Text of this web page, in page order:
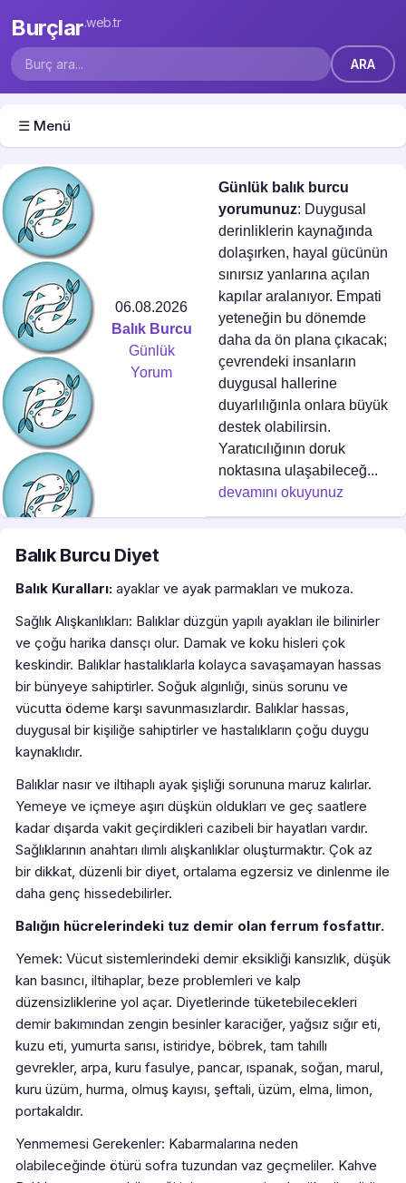
Burçlar.web.tr
☰ Menü
06.08.2026
Balık Burcu
Günlük
Yorum
Günlük balık burcu
yorumunuz: Duygusal
derinliklerin kaynağında
dolaşırken, hayal gücünün
sınırsız yanlarına açılan
kapılar aralanıyor. Empati
yeteneğin bu dönemde
daha da ön plana çıkacak;
çevrendeki insanların
duygusal hallerine
duyarlılığınla onlara büyük
destek olabilirsin.
Yaratıcılığının doruk
noktasına ulaşabileceğ...
devamını okuyunuz
Balık Burcu Diyet
Balık Kuralları: ayaklar ve ayak parmakları ve mukoza.
Sağlık Alışkanlıkları: Balıklar düzgün yapılı ayakları ile bilinirler
ve çoğu harika dansçı olur. Damak ve koku hisleri çok
keskindir. Balıklar hastalıklarla kolayca savaşamayan hassas
bir bünyeye sahiptirler. Soğuk algınlığı, sinüs sorunu ve
vücutta ödeme karşı savunmasızlardır. Balıklar hassas,
duygusal bir kişiliğe sahiptirler ve hastalıkların çoğu duygu
kaynaklıdır.
Balıklar nasır ve iltihaplı ayak şişliği sorununa maruz kalırlar.
Yemeye ve içmeye aşırı düşkün oldukları ve geç saatlere
kadar dışarda vakit geçirdikleri cazibeli bir hayatları vardır.
Sağlıklarının anahtarı ılımlı alışkanlıklar oluşturmaktır. Çok az
bir dikkat, düzenli bir diyet, ortalama egzersiz ve dinlenme ile
daha genç hissedebilirler.
Balığın hücrelerindeki tuz demir olan ferrum fosfattır.
Yemek: Vücut sistemlerindeki demir eksikliği kansızlık, düşük
kan basıncı, iltihaplar, beze problemleri ve kalp
düzensizliklerine yol açar. Diyetlerinde tüketebilecekleri
demir bakımından zengin besinler karaciğer, yağsız sığır eti,
kuzu eti, yumurta sarısı, istiridye, böbrek, tam tahıllı
gevrekler, arpa, kuru fasulye, pancar, ıspanak, soğan, marul,
kuru üzüm, hurma, olmuş kayısı, şeftali, üzüm, elma, limon,
portakaldır.
Yenmemesi Gerekenler: Kabarmalarına neden
olabileceğinde ötürü sofra tuzundan vaz geçmeliler. Kahve